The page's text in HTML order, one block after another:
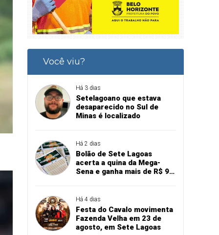
Você viu?
Há 3 dias
Setelagoano que estava
desaparecido no Sul de
Minas é localizado
Há 2 dias
Bolão de Sete Lagoas
acerta a quina da Mega-
Sena e ganha mais de R$ 94
Há 4 dias
Festa do Cavalo movimenta
Fazenda Velha em 23 de
agosto, em Sete Lagoas